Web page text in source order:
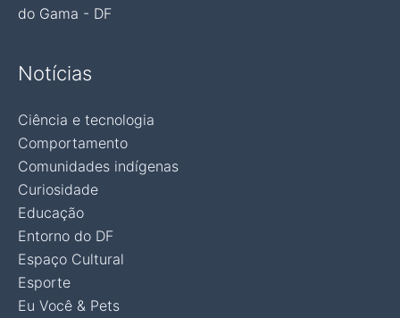
do Gama - DF
Notícias
Ciência e tecnologia
Comportamento
Comunidades indígenas
Curiosidade
Educação
Entorno do DF
Espaço Cultural
Esporte
Eu Você & Pets